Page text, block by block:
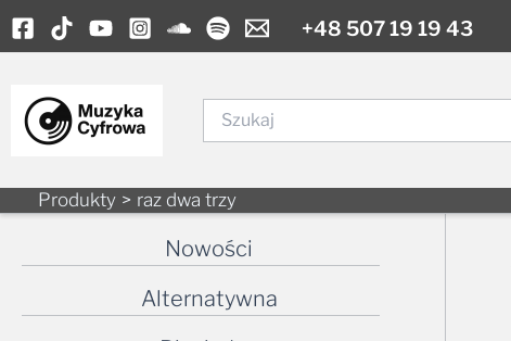
Skip
to
+48 507 19 19 43
Produkty raz dwa trzy
Nowości
Alternatywna